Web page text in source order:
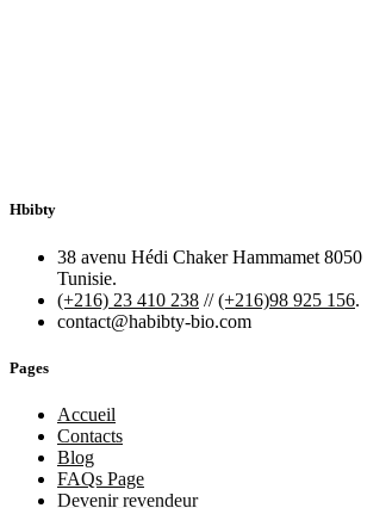
Hbibty
38 avenu Hédi Chaker Hammamet 8050
Tunisie.
(+216) 23 410 238 //(+216)98 925 156.
contact@habibty-bio.com
Pages
Accueil
Contacts
Blog
FAQs Page
Devenir revendeur